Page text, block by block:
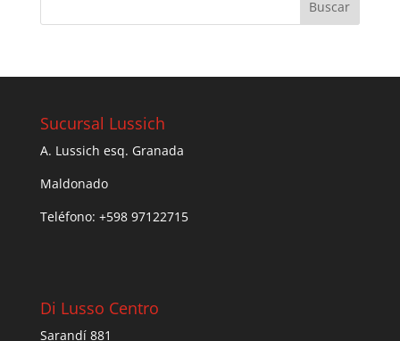
Sucursal Lussich
A. Lussich esq. Granada
Maldonado
Teléfono: +598 97122715
Di Lusso Centro
Sarandí 881